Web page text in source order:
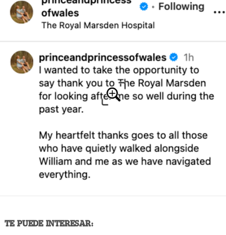
TE PUEDE INTERESAR: